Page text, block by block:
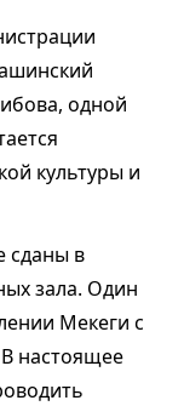
одной
культуры и
сданы в
зала. Один
Мекеги с
настоящее